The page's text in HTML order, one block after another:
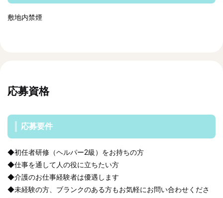
敷地内禁煙
応募資格
応募要件
◆初任者研修（ヘルパー2級）をお持ちの方
◆仕事を通して人の役に立ちたい方
◆介護のお仕事経験者は優遇します
◆未経験の方、ブランクのある方もお気軽にお問い合わせくださ